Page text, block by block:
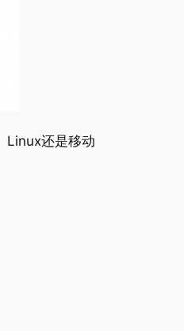
Linux还是移动